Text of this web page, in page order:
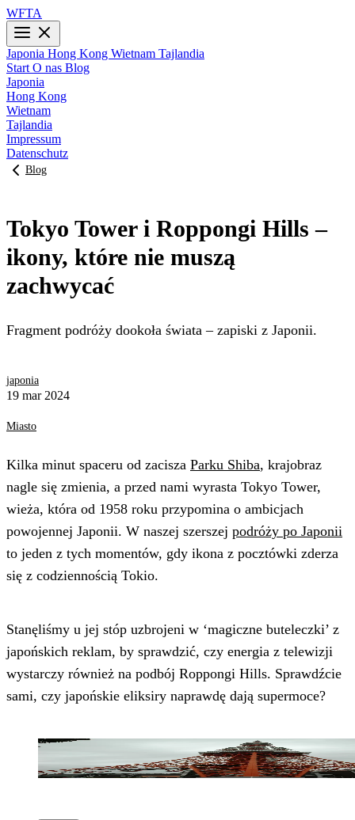
WFTA
Japonia Hong Kong Wietnam Tajlandia
Start O nas Blog
Japonia
Hong Kong
Wietnam
Tajlandia
Impressum
Datenschutz
Blog
Tokyo Tower i Roppongi Hills –
ikony, które nie muszą
zachwycać
Fragment podróży dookoła świata – zapiski z Japonii.
japonia
19 mar 2024
Miasto
Kilka minut spaceru od zacisza Parku Shiba, krajobraz
nagle się zmienia, a przed nami wyrasta Tokyo Tower,
wieża, która od 1958 roku przypomina o ambicjach
powojennej Japonii. W naszej szerszej podróży po Japonii
to jeden z tych momentów, gdy ikona z pocztówki zderza
się z codziennością Tokio.
Stanęliśmy u jej stóp uzbrojeni w ‘magiczne buteleczki’ z
japońskich reklam, by sprawdzić, czy energia z telewizji
wystarczy również na podbój Roppongi Hills. Sprawdźcie
sami, czy japońskie eliksiry naprawdę dają supermoce?